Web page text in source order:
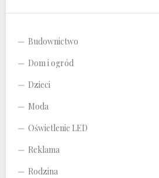
Budownictwo
Dom i ogród
Dzieci
Moda
Oświetlenie LED
Reklama
Rodzina